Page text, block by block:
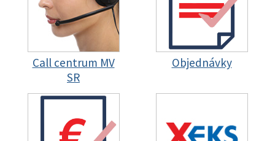
Call centrum MV
SR
Objednávky